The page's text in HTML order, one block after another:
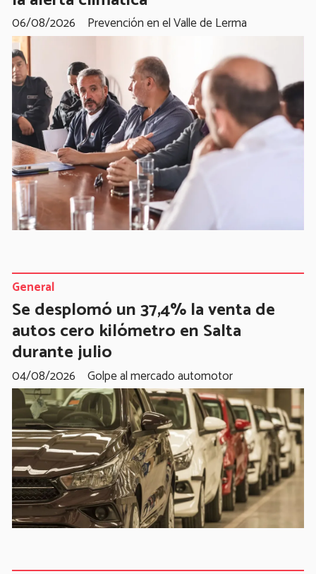
Prevención en el Valle de Lerma
06/08/2026
Se desplomó un 37,4% la venta de
autos cero kilómetro en Salta
durante julio
Golpe al mercado automotor
General
04/08/2026